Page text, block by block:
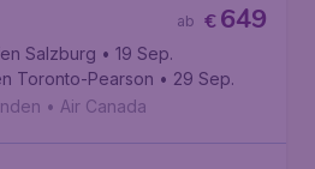
€649
ab
Salzburg • 19 Sep.
Toronto-Pearson • 29 Sep.
• Air Canada